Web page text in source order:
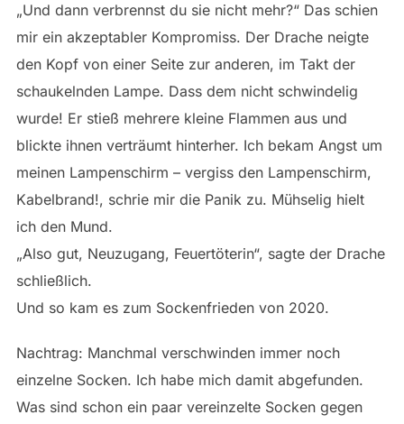
„Und dann verbrennst du sie nicht mehr?“ Das schien
mir ein akzeptabler Kompromiss. Der Drache neigte
den Kopf von einer Seite zur anderen, im Takt der
schaukelnden Lampe. Dass dem nicht schwindelig
wurde! Er stieß mehrere kleine Flammen aus und
blickte ihnen verträumt hinterher. Ich bekam Angst um
meinen Lampenschirm – vergiss den Lampenschirm,
Kabelbrand!, schrie mir die Panik zu. Mühselig hielt
ich den Mund.
„Also gut, Neuzugang, Feuertöterin“, sagte der Drache
schließlich.
Und so kam es zum Sockenfrieden von 2020.
Nachtrag: Manchmal verschwinden immer noch
einzelne Socken. Ich habe mich damit abgefunden.
Was sind schon ein paar vereinzelte Socken gegen